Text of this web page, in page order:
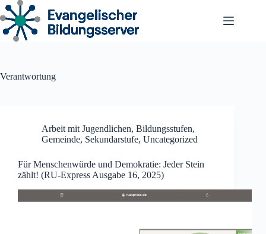
Zum
Inhalt
springen
Verantwortung
Arbeit mit Jugendlichen, Bildungsstufen,
Gemeinde, Sekundarstufe, Uncategorized
Für Menschenwürde und Demokratie: Jeder Stein
zählt! (RU-Express Ausgabe 16, 2025)